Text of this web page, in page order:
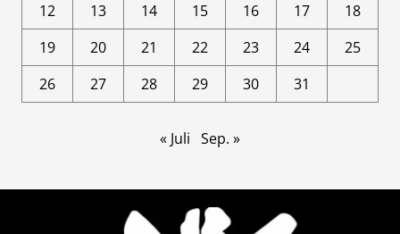
12
13 14 15 16 17
18
19
20 21 22 23 24
25
26
27 28 29 30 31
« Juli Sep. »